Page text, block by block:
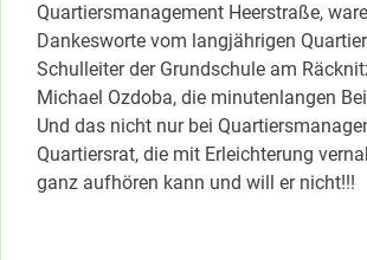
Quartiersmanagement Heerstraße,
Dankesworte vom langjährigen
Schulleiter der Grundschule am
Michael Ozdoba, die minutenlangen
Und das nicht nur bei
Quartiersrat, die mit Erleichterung
ganz aufhören kann und will er nicht!!!